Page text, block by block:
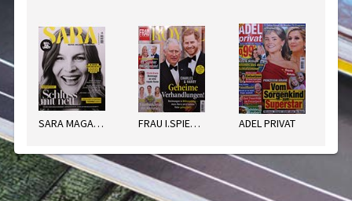
SARA MAGAZIN FRAU I.SPIEGEL ROYAL ADEL PRIVAT